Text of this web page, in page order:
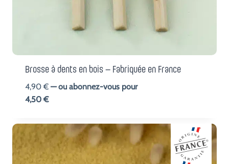
Brosse à dents en bois – Fabriquée en France
4,90€ —ou abonnez-vous pour
4,50€